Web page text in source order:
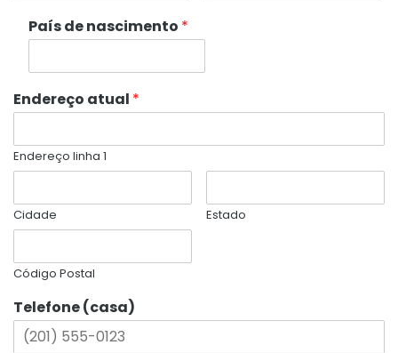
País de nascimento *
Endereço atual *
Endereço linha 1
Cidade Estado
Código Postal
Telefone (casa)